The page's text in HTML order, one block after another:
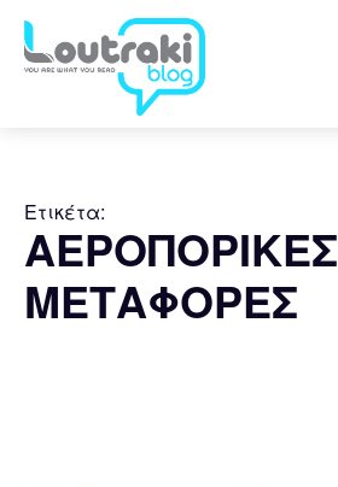
Ετικέτα:
ΑΕΡΟΠΟΡΙΚΕΣ
ΜΕΤΑΦΟΡΕΣ